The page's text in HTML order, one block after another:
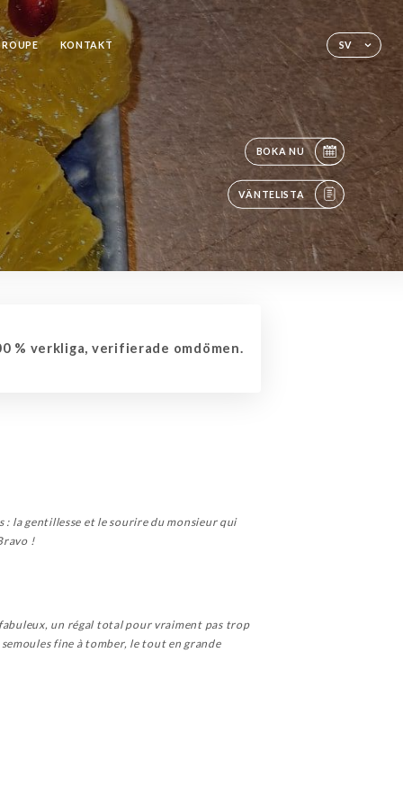
SV
KONTAKT
BOKA NU
VÄNTELISTA
% verkliga, verifierade omdömen.
: la gentillesse et le sourire du monsieur qui
!
un régal total pour vraiment pas trop
fine à tomber, le tout en grande